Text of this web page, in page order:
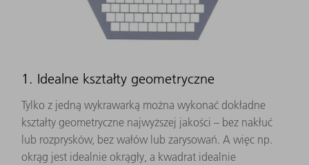
1. Idealne kształty geometryczne
Tylko z jedną wykrawarką można wykonać dokładne
kształty geometryczne najwyższej jakości – bez nakłuć
lub rozprysków, bez wałów lub zarysowań. A więc np.
okrąg jest idealnie okrągły, a kwadrat idealnie